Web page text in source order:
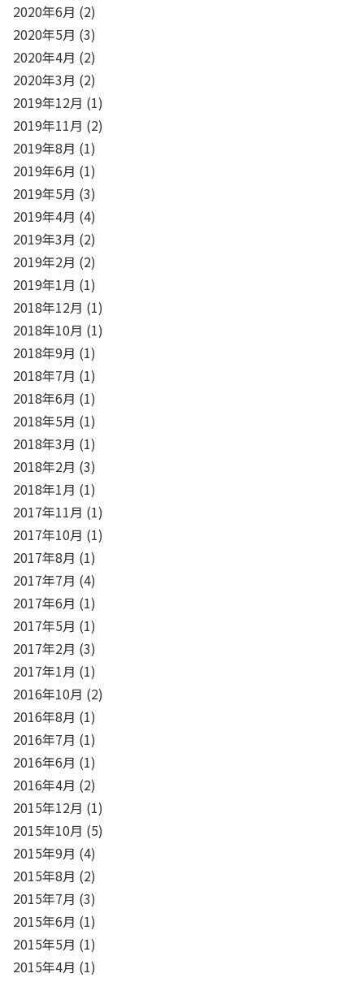
2020年6月 (2)
2020年5月 (3)
2020年4月 (2)
2020年3月 (2)
2019年12月 (1)
2019年11月 (2)
2019年8月 (1)
2019年6月 (1)
2019年5月 (3)
2019年4月 (4)
2019年3月 (2)
2019年2月 (2)
2019年1月 (1)
2018年12月 (1)
2018年10月 (1)
2018年9月 (1)
2018年7月 (1)
2018年6月 (1)
2018年5月 (1)
2018年3月 (1)
2018年2月 (3)
2018年1月 (1)
2017年11月 (1)
2017年10月 (1)
2017年8月 (1)
2017年7月 (4)
2017年6月 (1)
2017年5月 (1)
2017年2月 (3)
2017年1月 (1)
2016年10月 (2)
2016年8月 (1)
2016年7月 (1)
2016年6月 (1)
2016年4月 (2)
2015年12月 (1)
2015年10月 (5)
2015年9月 (4)
2015年8月 (2)
2015年7月 (3)
2015年6月 (1)
2015年5月 (1)
2015年4月 (1)